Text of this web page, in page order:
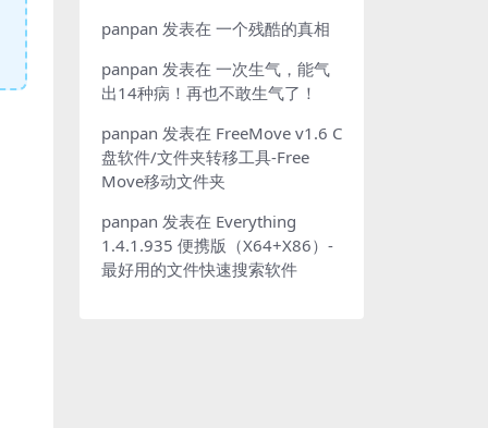
panpan 发表在 一个残酷的真相
panpan 发表在 一次生气，能气
出14种病！再也不敢生气了！
panpan 发表在 FreeMove v1.6 C
盘软件/文件夹转移工具-Free
Move移动文件夹
panpan 发表在 Everything
1.4.1.935 便携版（X64+X86）-
最好用的文件快速搜索软件